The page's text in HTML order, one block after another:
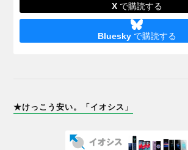
Xで購読する
Blueskyで購読する
★けっこう安い。「イオシス」